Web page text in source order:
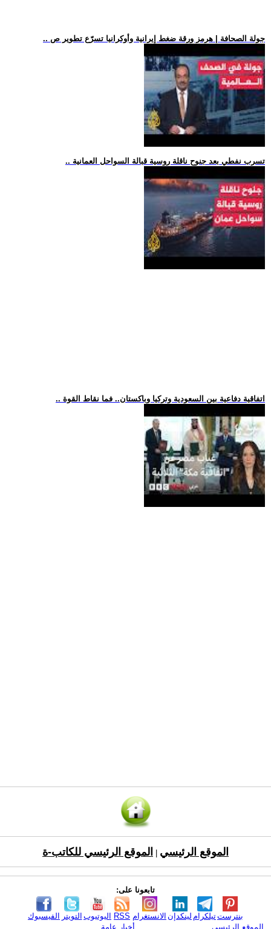
.. جولة الصحافة | هرمز ورقة ضغط إيرانية وأوكرانيا تسرّع تطوير ص
.. تسرب نفطي بعد جنوح ناقلة روسية قبالة السواحل العمانية
.. اتفاقية دفاعية بين السعودية وتركيا وباكستان.. فما نقاط القوة
الموقع الرئيسي الموقع الرئيسي للكاتب-ة
تابعونا على:
الفيسبوك التويتر اليوتيوب RSS الانستغرام لينكدإن تيلكرامبنترست
الموقع الرئيسي
أخبار عامة